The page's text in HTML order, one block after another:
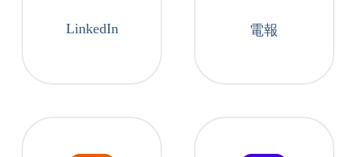
LinkedIn 電報